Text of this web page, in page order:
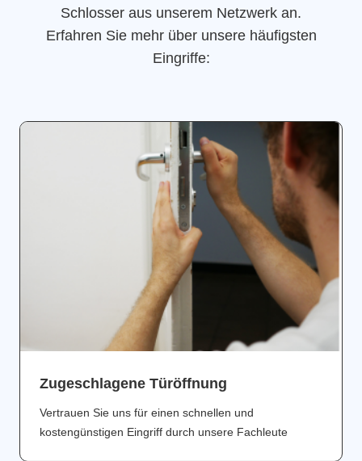
Schlosser aus unserem Netzwerk an.
Erfahren Sie mehr über unsere häufigsten
Eingriffe:
Zugeschlagene Türöffnung
Vertrauen Sie uns für einen schnellen und
kostengünstigen Eingriff durch unsere Fachleute